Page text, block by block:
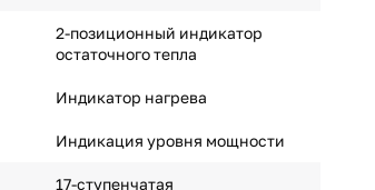
2-позиционный индикатор
остаточного тепла
Индикатор нагрева
Индикация уровня мощности
17-ступенчатая